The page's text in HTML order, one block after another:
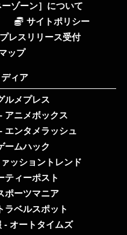
ゾーン］について
サイトポリシー
プレスリリース受付
ップ
ィア
ルメプレス
アニメボックス
エンタメラッシュ
ームハック
ッショントレンド
ティーポスト
ポーツマニア
ラベルスポット
- オートタイムズ